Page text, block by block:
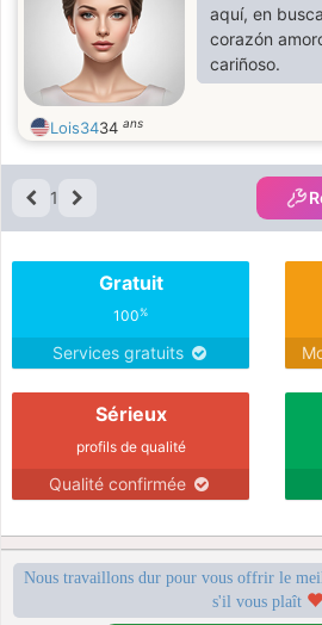
aquí, en
corazón
cariñoso.
Lois3434 ans
1
Gratuit
100%
Services gratuits
Sérieux
profils de qualité
Qualité confirmée
Nous travaillons dur pour vous offrir le
s'il vous plaît